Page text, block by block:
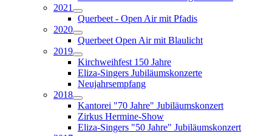
2021
Querbeet - Open Air mit Pfadis
2020
Querbeet Open Air mit Blaulicht
2019
Kirchweihfest 150 Jahre
Eliza-Singers Jubiläumskonzerte
Neujahrsempfang
2018
Kantorei "70 Jahre" Jubiläumskonzert
Zirkus Hermine-Show
Eliza-Singers "50 Jahre" Jubiläumskonzert